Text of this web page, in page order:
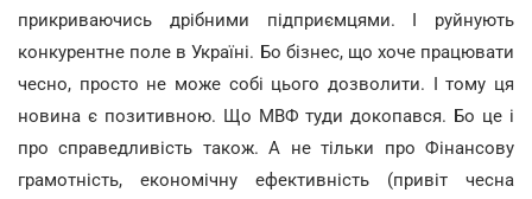
прикриваючись дрібними підприємцями. І руйнують
конкурентне поле в Україні. Бо бізнес, що хоче працювати
чесно, просто не може собі цього дозволити. І тому ця
новина є позитивною. Що МВФ туди докопався. Бо це і
про справедливість також. А не тільки про Фінансову
грамотність, економічну ефективність (привіт чесна